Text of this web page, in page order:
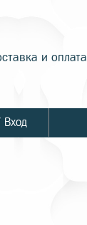
и оплата
Вход